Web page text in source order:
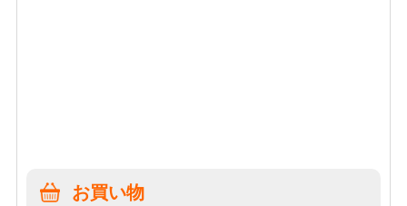
お買い物